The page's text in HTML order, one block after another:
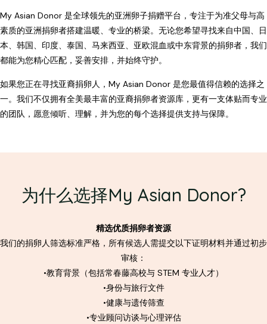
My Asian Donor 是全球领先的亚洲卵子捐赠平台，专注于为准父母与高
素质的亚洲捐卵者搭建温暖、专业的桥梁。无论您希望寻找来自中国、日
本、韩国、印度、泰国、马来西亚、亚欧混血或中东背景的捐卵者，我们
都能为您精心匹配，妥善安排，并始终守护。
如果您正在寻找亚裔捐卵人，My Asian Donor 是您最值得信赖的选择之
一。我们不仅拥有全美最丰富的亚裔捐卵者资源库，更有一支体贴而专业
的团队，愿意倾听、理解，并为您的每个选择提供支持与保障。
为什么选择My Asian Donor?
精选优质捐卵者资源
我们的捐卵人筛选标准严格，所有候选人需提交以下证明材料并通过初步
审核：
•教育背景（包括常春藤高校与 STEM 专业人才）
•身份与旅行文件
•健康与遗传筛查
•专业顾问访谈与心理评估